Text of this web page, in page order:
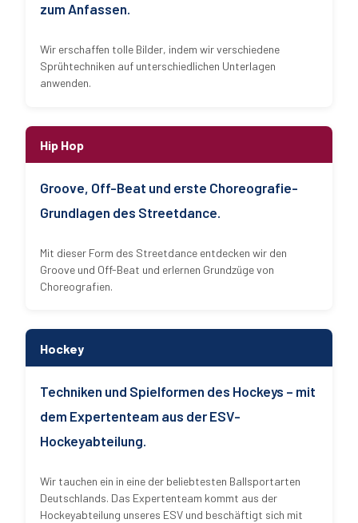
zum Anfassen.
Wir erschaffen tolle Bilder, indem wir verschiedene
Sprühtechniken auf unterschiedlichen Unterlagen
anwenden.
Hip Hop
Groove, Off-Beat und erste Choreografie-
Grundlagen des Streetdance.
Mit dieser Form des Streetdance entdecken wir den
Groove und Off-Beat und erlernen Grundzüge von
Choreografien.
Hockey
Techniken und Spielformen des Hockeys – mit
dem Expertenteam aus der ESV-
Hockeyabteilung.
Wir tauchen ein in eine der beliebtesten Ballsportarten
Deutschlands. Das Expertenteam kommt aus der
Hockeyabteilung unseres ESV und beschäftigt sich mit